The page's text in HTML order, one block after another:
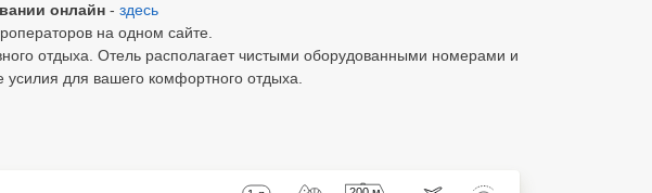
онлайн - здесь
на одном сайте.
отдыха. Отель располагает чистыми оборудованными номерами и
для вашего комфортного отдыха.